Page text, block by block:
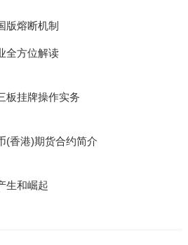
版熔断机制
全方位解读
板挂牌操作实务
(香港)期货合约简介
生和崛起